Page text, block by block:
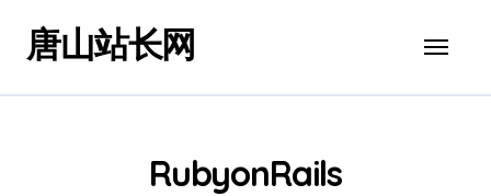
唐山站长网
RubyonRails